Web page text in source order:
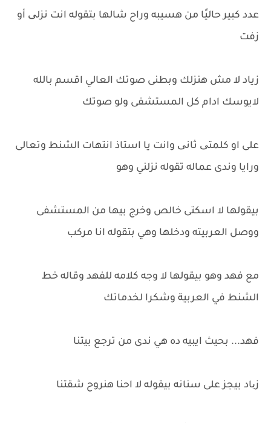
عدد كبير حاليًا من هسيبه وراح شالها بتقوله انت نزلی أو
زفت
زياد لا مش هنزلك وبطنى صوتك العالي اقسم بالله
لايوسك ادام كل المستشفى ولو صوتك
على او كلمتی ثانی وانت يا استاذ انتهات الشنط وتعالى
ورايا وندى عماله تقوله نزلني وهو
بيقولها لا اسكتى خالص وخرج بيها من المستشفى
ووصل العربيته ودخلها وهي بتقوله انا مركب
مع فهد وهو بيقولها لا وجه كلامه للفهد وقاله خط
الشنط في العربية وشكرا لخدماتك
فهد... بحيث ايبيه ده هي ندى من ترجع بيتنا
زیاد بيجز على سنانه بيقوله لا احنا هنروح شقتنا